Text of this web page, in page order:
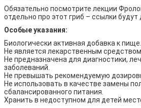
Обязательно посмотрите лекции
отдельно про этот гриб – ссылки
Особые указания:
Биологически активная добавка к пище.
Не является лекарственным средством.
Не предназначена для диагностики,
заболеваний.
Не превышать рекомендуемую
Не использовать в качестве замены
сбалансированного питания.
Хранить в недоступном для детей